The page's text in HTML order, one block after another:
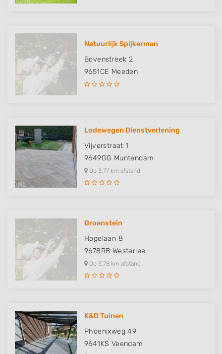
Natuurlijk Spijkerman
Bovenstreek 2
9651CE Meeden
Lodewegen Dienstverlening
Vijverstraat 1
9649GG Muntendam
Op 3,77 km afstand
Groenstein
Hogelaan 8
9678RB Westerlee
Op 3,78 km afstand
K&D Tuinen
Phoenixweg 49
9641KS Veendam